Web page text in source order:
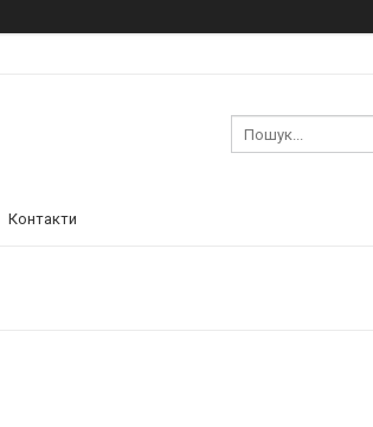
Контакти